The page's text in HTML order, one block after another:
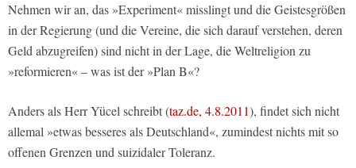
Nehmen wir an, das »Experiment« misslingt und die Geistesgrößen
in der Regierung (und die Vereine, die sich darauf verstehen, deren
Geld abzugreifen) sind nicht in der Lage, die Weltreligion zu
»reformieren« – was ist der »Plan B«?
Anders als Herr Yücel schreibt (taz.de, 4.8.2011), findet sich nicht
allemal »etwas besseres als Deutschland«, zumindest nichts mit so
offenen Grenzen und suizidaler Toleranz.